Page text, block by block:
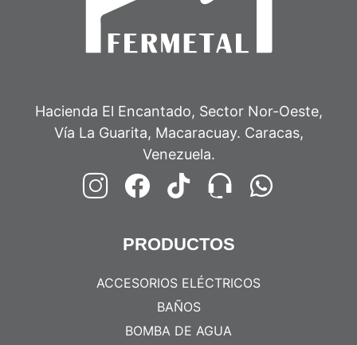
Hacienda El Encantado, Sector Nor-Oeste,
Vía La Guarita, Macaracuay. Caracas,
Venezuela.
PRODUCTOS
ACCESORIOS ELÉCTRICOS
BAÑOS
BOMBA DE AGUA